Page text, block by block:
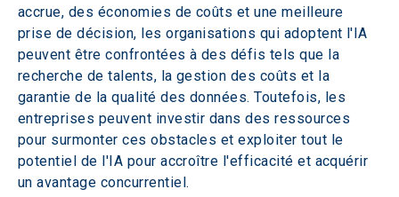
accrue, des économies de coûts et une meilleure
prise de décision, les organisations qui adoptent l'IA
peuvent être confrontées à des défis tels que la
recherche de talents, la gestion des coûts et la
garantie de la qualité des données. Toutefois, les
entreprises peuvent investir dans des ressources
pour surmonter ces obstacles et exploiter tout le
potentiel de l'IA pour accroître l'efficacité et acquérir
un avantage concurrentiel.